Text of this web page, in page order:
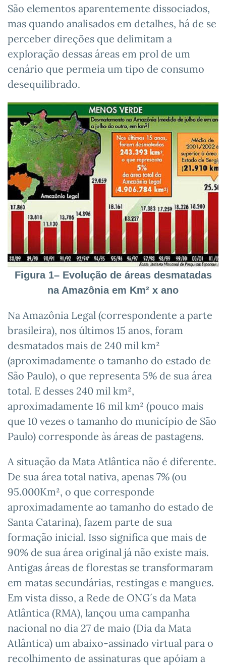
São elementos aparentemente dissociados,
mas quando analisados em detalhes, há de se
perceber direções que delimitam a
exploração dessas áreas em prol de um
cenário que permeia um tipo de consumo
desequilibrado.
Figura 1– Evolução de áreas desmatadas
na Amazônia em Km² x ano
Na Amazônia Legal (correspondente a parte
brasileira), nos últimos 15 anos, foram
desmatados mais de 240 mil km²
(aproximadamente o tamanho do estado de
São Paulo), o que representa 5% de sua área
total. E desses 240 mil km²,
aproximadamente 16 mil km² (pouco mais
que 10 vezes o tamanho do município de São
Paulo) corresponde às áreas de pastagens.
A situação da Mata Atlântica não é diferente.
De sua área total nativa, apenas 7% (ou
95.000Km², o que corresponde
aproximadamente ao tamanho do estado de
Santa Catarina), fazem parte de sua
formação inicial. Isso significa que mais de
90% de sua área original já não existe mais.
Antigas áreas de florestas se transformaram
em matas secundárias, restingas e mangues.
Em vista disso, a Rede de ONG´s da Mata
Atlântica (RMA), lançou uma campanha
nacional no dia 27 de maio (Dia da Mata
Atlântica) um abaixo-assinado virtual para o
recolhimento de assinaturas que apóiam a